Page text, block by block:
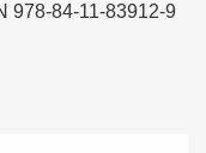
978-84-11-83912-9